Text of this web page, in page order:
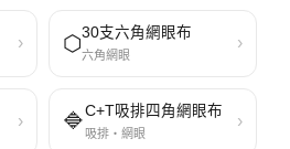
› ⬡30支六角網眼布
六角網眼
›
› 🔷C+T吸排四角網眼布
吸排・網眼
›